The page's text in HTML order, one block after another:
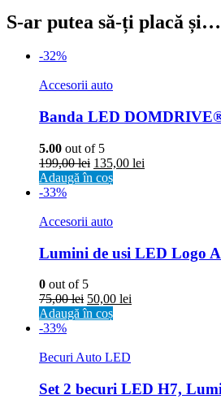
S-ar putea să-ți placă și…
-32%
Accesorii auto
Banda LED
5.00 out of 5
199,00lei 135,00 lei
Adaugă în coș
-33%
Accesorii auto
Lumini de usi LED Logo
0 out of 5
75,00lei 50,00 lei
Adaugă în coș
-33%
Becuri Auto LED
Set 2 becuri LED H7,